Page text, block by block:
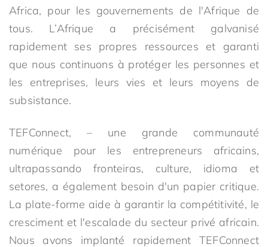
Africa, pour les gouvernements de l'Afrique de
tous. L’Afrique a précisément galvanisé
rapidement ses propres ressources et garanti
que nous continuons à protéger les personnes et
les entreprises, leurs vies et leurs moyens de
subsistance.
TEFConnect, – une grande communauté
numérique pour les entrepreneurs africains,
ultrapassando fronteiras, culture, idioma et
setores, a également besoin d'un papier critique.
La plate-forme aide à garantir la compétitivité, le
cresciment et l'escalade du secteur privé africain.
Nous avons implanté rapidement TEFConnect